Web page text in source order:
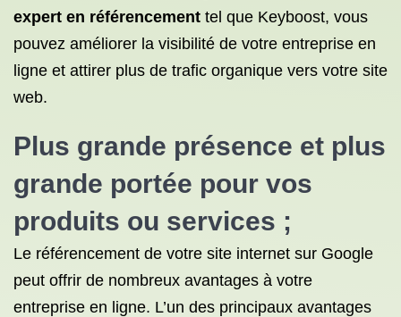
expert en référencement tel que Keyboost, vous
pouvez améliorer la visibilité de votre entreprise en
ligne et attirer plus de trafic organique vers votre site
web.
Plus grande présence et plus
grande portée pour vos
produits ou services ;
Le référencement de votre site internet sur Google
peut offrir de nombreux avantages à votre
entreprise en ligne. L’un des principaux avantages